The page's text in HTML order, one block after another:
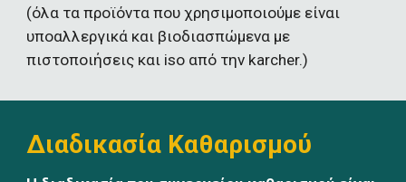
(όλα τα προϊόντα που χρησιμοποιούμε είναι
υποαλλεργικά και βιοδιασπώμενα με
πιστοποιήσεις και iso από την karcher.)
Διαδικασία Καθαρισμού